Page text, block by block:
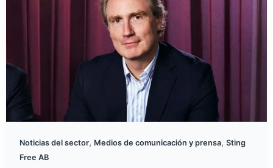
Noticias del sector, Medios de comunicación y prensa, Sting
Free AB